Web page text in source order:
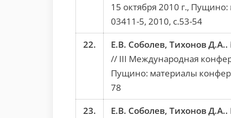
15 октября 2010 г.,
03411-5, 2010, с.53-54
22.
Е.В. Соболев, Тихонов Д.А..
// III Международная
Пущино: материалы
78
23.
Е.В. Соболев, Тихонов Д.А..